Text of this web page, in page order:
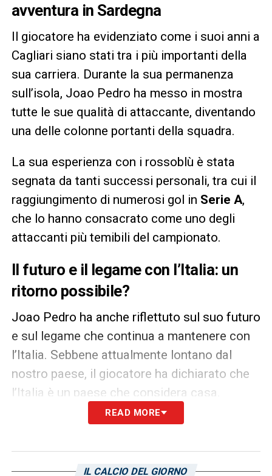
avventura in Sardegna
Il giocatore ha evidenziato come i suoi anni a
Cagliari siano stati tra i più importanti della
sua carriera. Durante la sua permanenza
sull’isola, Joao Pedro ha messo in mostra
tutte le sue qualità di attaccante, diventando
una delle colonne portanti della squadra.
La sua esperienza con i rossoblù è stata
segnata da tanti successi personali, tra cui il
raggiungimento di numerosi gol in Serie A,
che lo hanno consacrato come uno degli
attaccanti più temibili del campionato.
Il futuro e il legame con l’Italia: un
ritorno possibile?
Joao Pedro ha anche riflettuto sul suo futuro
e sul legame che continua a mantenere con
l’Italia. Sebbene attualmente lontano dal
nostro paese, il giocatore ha dichiarato che
l’Italia è un paese che considera casa.
Joao Pedro ha anche sottolineato quanto
READ MORE
IL CALCIO DEL GIORNO